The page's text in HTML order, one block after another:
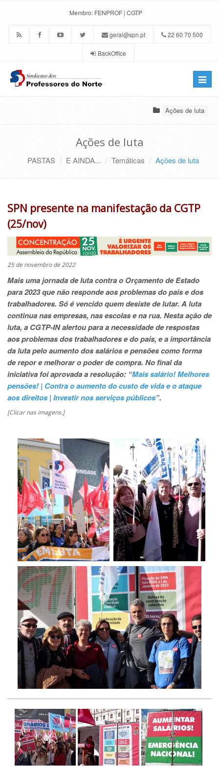
Membro: FENPROF | CGTP
geral@spn.pt 22 60 70 500
BackOffice
Toggle
Ações de luta
Ações de luta
PASTAS E AINDA... Temáticas Ações de luta
SPN presente na manifestação da CGTP
(25/nov)
25 de novembro de 2022
Mais uma jornada de luta contra o Orçamento de Estado
para 2023 que não responde aos problemas do pais e dos
trabalhadores. Só é vencido quem desiste de lutar. A luta
continua nas empresas, nas escolas e na rua. Nesta ação de
luta, a CGTP-IN alertou para a necessidade de respostas
aos problemas dos trabalhadores e do país, e a importância
da luta pelo aumento dos salários e pensões como forma
de repor e melhorar o poder de compra. No final da
iniciativa foi aprovada a resolução: “Mais salário! Melhores
pensões! | Contra o aumento do custo de vida e o ataque
aos direitos | Investir nos serviços públicos”.
[Clicar nas imagens.]